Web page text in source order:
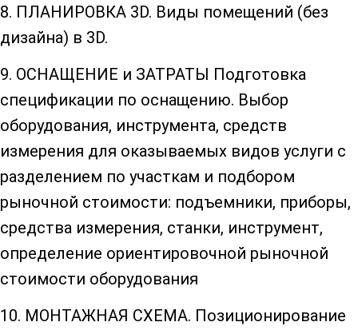
8. ПЛАНИРОВКА 3D. Виды помещений (без
дизайна) в 3D.
9. ОСНАЩЕНИЕ и ЗАТРАТЫ Подготовка
спецификации по оснащению. Выбор
оборудования, инструмента, средств
измерения для оказываемых видов услуги с
разделением по участкам и подбором
рыночной стоимости: подъемники, приборы,
средства измерения, станки, инструмент,
определение ориентировочной рыночной
стоимости оборудования
10. МОНТАЖНАЯ СХЕМА. Позиционирование